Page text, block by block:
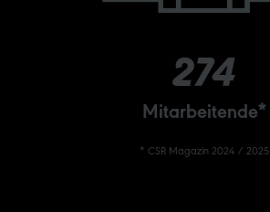
274
Mitarbeitende*
* CSR Magazin 2024 / 2025